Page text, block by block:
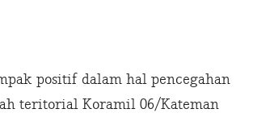
positif dalam hal pencegahan
teritorial Koramil 06/Kateman